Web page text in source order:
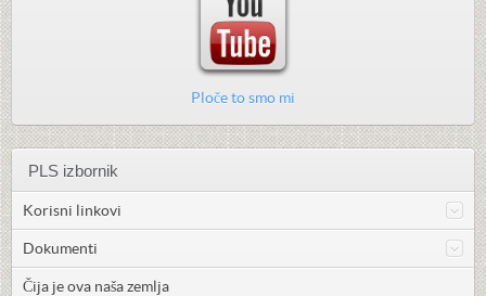
Ploče to smo mi
PLS izbornik
Korisni linkovi
Dokumenti
Čija je ova naša zemlja